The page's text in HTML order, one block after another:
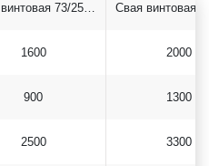
Свая винтовая 73/250*2500
1600
900
2500
2000
1300
3300